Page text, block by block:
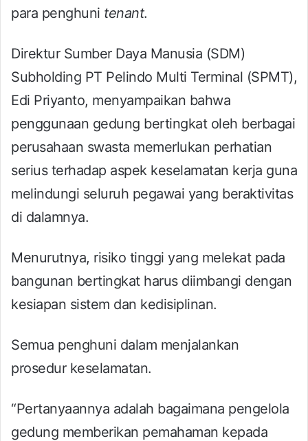
para penghuni tenant.
Direktur Sumber Daya Manusia (SDM)
Subholding PT Pelindo Multi Terminal (SPMT),
Edi Priyanto, menyampaikan bahwa
penggunaan gedung bertingkat oleh berbagai
perusahaan swasta memerlukan perhatian
serius terhadap aspek keselamatan kerja guna
melindungi seluruh pegawai yang beraktivitas
di dalamnya.
Menurutnya, risiko tinggi yang melekat pada
bangunan bertingkat harus diimbangi dengan
kesiapan sistem dan kedisiplinan.
Semua penghuni dalam menjalankan
prosedur keselamatan.
“Pertanyaannya adalah bagaimana pengelola
gedung memberikan pemahaman kepada